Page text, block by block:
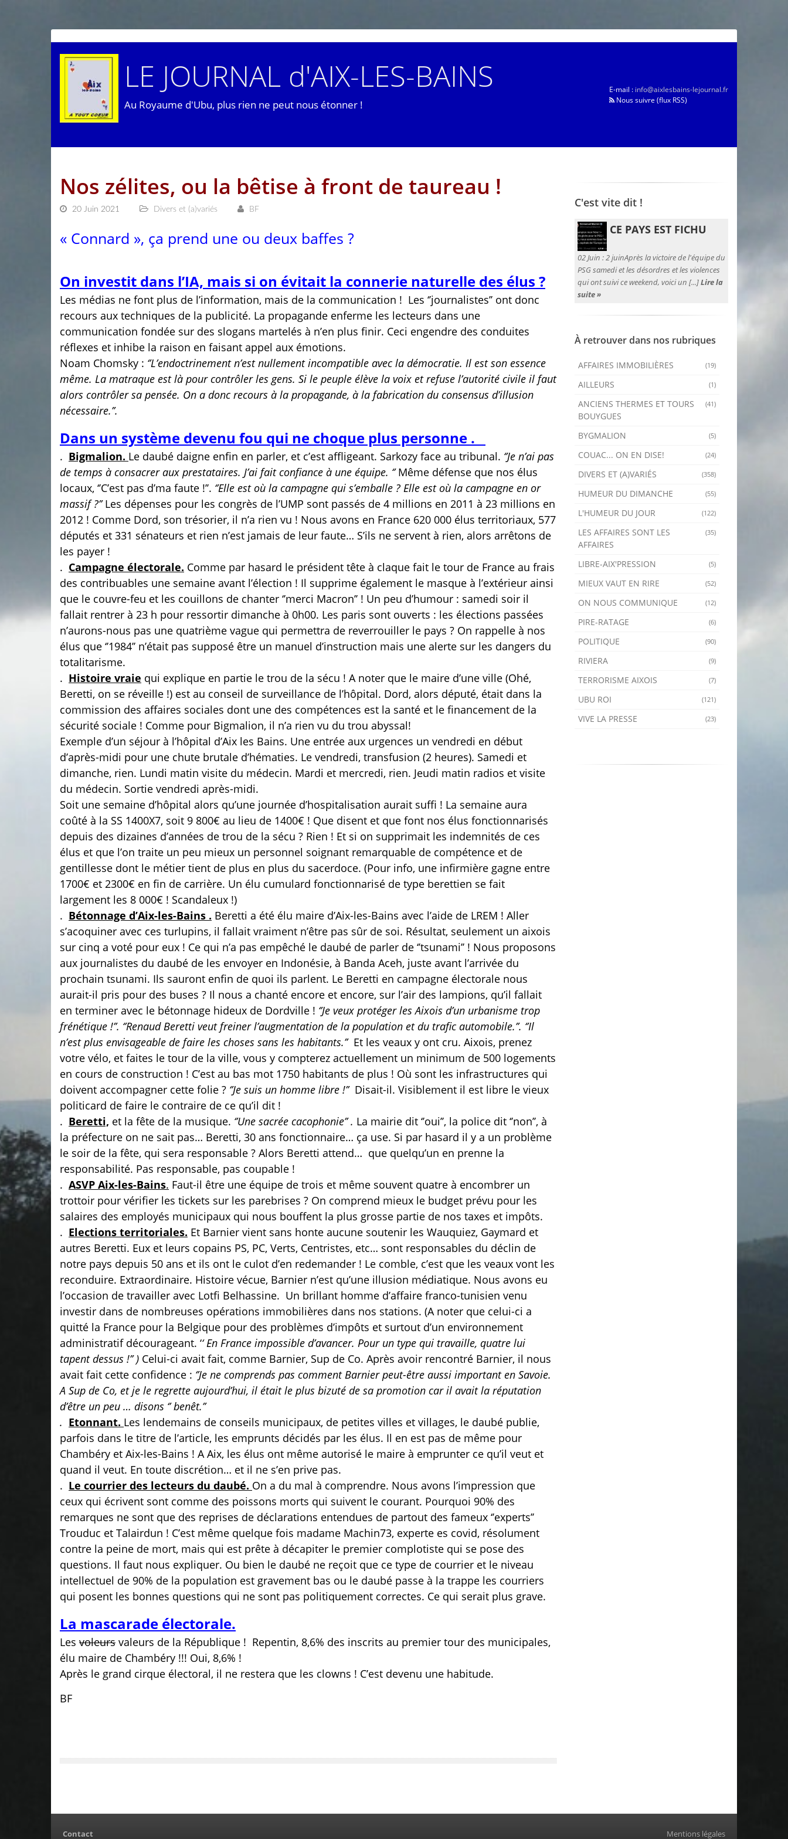
LE JOURNAL d'AIX-LES-BAINS
Au Royaume d'Ubu, plus rien ne peut nous étonner !
E-mail : info@aixlesbains-lejournal.fr
Nous suivre (flux RSS)
Nos zélites, ou la bêtise à front de taureau !
20 Juin 2021 Divers et (a)variés BF
« Connard », ça prend une ou deux baffes ?
On investit dans l’IA, mais si on évitait la connerie naturelle des élus ?
Les médias ne font plus de l’information, mais de la communication ! Les ‘’journalistes’’ ont donc
recours aux techniques de la publicité. La propagande enferme les lecteurs dans une
communication fondée sur des slogans martelés à n’en plus finir. Ceci engendre des conduites
réflexes et inhibe la raison en faisant appel aux émotions.
Noam Chomsky : ‘’L’endoctrinement n’est nullement incompatible avec la démocratie. Il est son essence
même. La matraque est là pour contrôler les gens. Si le peuple élève la voix et refuse l’autorité civile il faut
alors contrôler sa pensée. On a donc recours à la propagande, à la fabrication du consensus d’illusion
nécessaire.’’.
Dans un système devenu fou qui ne choque plus personne .
. Bigmalion. Le daubé daigne enfin en parler, et c’est affligeant. Sarkozy face au tribunal. ‘’Je n’ai pas
de temps à consacrer aux prestataires. J’ai fait confiance à une équipe. ‘’Même défense que nos élus
locaux, ‘’C’est pas d’ma faute !’’. ‘’Elle est où la campagne qui s’emballe ? Elle est où la campagne en or
massif ?’’Les dépenses pour les congrès de l’UMP sont passés de 4 millions en 2011 à 23 millions en
2012 ! Comme Dord, son trésorier, il n’a rien vu ! Nous avons en France 620 000 élus territoriaux, 577
députés et 331 sénateurs et rien n’est jamais de leur faute… S’ils ne servent à rien, alors arrêtons de
les payer !
. Campagne électorale. Comme par hasard le président tête à claque fait le tour de France au frais
des contribuables une semaine avant l’élection ! Il supprime également le masque à l’extérieur ainsi
que le couvre-feu et les couillons de chanter ‘’merci Macron’’ ! Un peu d’humour : samedi soir il
fallait rentrer à 23 h pour ressortir dimanche à 0h00. Les paris sont ouverts : les élections passées
n’aurons-nous pas une quatrième vague qui permettra de reverrouiller le pays ? On rappelle à nos
élus que ‘’1984’’ n’était pas supposé être un manuel d’instruction mais une alerte sur les dangers du
totalitarisme.
. Histoire vraie qui explique en partie le trou de la sécu ! A noter que le maire d’une ville (Ohé,
Beretti, on se réveille !) est au conseil de surveillance de l’hôpital. Dord, alors député, était dans la
commission des affaires sociales dont une des compétences est la santé et le financement de la
sécurité sociale ! Comme pour Bigmalion, il n’a rien vu du trou abyssal!
Exemple d’un séjour à l’hôpital d’Aix les Bains. Une entrée aux urgences un vendredi en début
d’après-midi pour une chute brutale d’hématies. Le vendredi, transfusion (2 heures). Samedi et
dimanche, rien. Lundi matin visite du médecin. Mardi et mercredi, rien. Jeudi matin radios et visite
du médecin. Sortie vendredi après-midi.
Soit une semaine d’hôpital alors qu’une journée d’hospitalisation aurait suffi ! La semaine aura
coûté à la SS 1400X7, soit 9 800€ au lieu de 1400€ ! Que disent et que font nos élus fonctionnarisés
depuis des dizaines d’années de trou de la sécu ? Rien ! Et si on supprimait les indemnités de ces
élus et que l’on traite un peu mieux un personnel soignant remarquable de compétence et de
gentillesse dont le métier tient de plus en plus du sacerdoce. (Pour info, une infirmière gagne entre
1700€ et 2300€ en fin de carrière. Un élu cumulard fonctionnarisé de type berettien se fait
largement les 8 000€ ! Scandaleux !)
. Bétonnage d’Aix-les-Bains . Beretti a été élu maire d’Aix-les-Bains avec l’aide de LREM ! Aller
s’acoquiner avec ces turlupins, il fallait vraiment n’être pas sûr de soi. Résultat, seulement un aixois
sur cinq a voté pour eux ! Ce qui n’a pas empêché le daubé de parler de ‘’tsunami’’ ! Nous proposons
aux journalistes du daubé de les envoyer en Indonésie, à Banda Aceh, juste avant l’arrivée du
prochain tsunami. Ils sauront enfin de quoi ils parlent. Le Beretti en campagne électorale nous
aurait-il pris pour des buses ? Il nous a chanté encore et encore, sur l’air des lampions, qu’il fallait
en terminer avec le bétonnage hideux de Dordville ! ‘’Je veux protéger les Aixois d’un urbanisme trop
frénétique !’’. ‘’Renaud Beretti veut freiner l’augmentation de la population et du trafic automobile.’’. ‘’Il
n’est plus envisageable de faire les choses sans les habitants.’’ Et les veaux y ont cru. Aixois, prenez
votre vélo, et faites le tour de la ville, vous y compterez actuellement un minimum de 500 logements
en cours de construction ! C’est au bas mot 1750 habitants de plus ! Où sont les infrastructures qui
doivent accompagner cette folie ? ‘’Je suis un homme libre !’’ Disait-il. Visiblement il est libre le vieux
politicard de faire le contraire de ce qu’il dit !
. Beretti, et la fête de la musique. ‘’Une sacrée cacophonie’’ . La mairie dit ‘’oui’’, la police dit ‘’non’’, à
la préfecture on ne sait pas… Beretti, 30 ans fonctionnaire… ça use. Si par hasard il y a un problème
le soir de la fête, qui sera responsable ? Alors Beretti attend… que quelqu’un en prenne la
responsabilité. Pas responsable, pas coupable !
. ASVP Aix-les-Bains. Faut-il être une équipe de trois et même souvent quatre à encombrer un
trottoir pour vérifier les tickets sur les parebrises ? On comprend mieux le budget prévu pour les
salaires des employés municipaux qui nous bouffent la plus grosse partie de nos taxes et impôts.
. Elections territoriales. Et Barnier vient sans honte aucune soutenir les Wauquiez, Gaymard et
autres Beretti. Eux et leurs copains PS, PC, Verts, Centristes, etc… sont responsables du déclin de
notre pays depuis 50 ans et ils ont le culot d’en redemander ! Le comble, c’est que les veaux vont les
reconduire. Extraordinaire. Histoire vécue, Barnier n’est qu’une illusion médiatique. Nous avons eu
l’occasion de travailler avec Lotfi Belhassine. Un brillant homme d’affaire franco-tunisien venu
investir dans de nombreuses opérations immobilières dans nos stations. (A noter que celui-ci a
quitté la France pour la Belgique pour des problèmes d’impôts et surtout d’un environnement
administratif décourageant. ‘‘ En France impossible d’avancer. Pour un type qui travaille, quatre lui
tapent dessus !’’ ) Celui-ci avait fait, comme Barnier, Sup de Co. Après avoir rencontré Barnier, il nous
avait fait cette confidence : ‘’Je ne comprends pas comment Barnier peut-être aussi important en Savoie.
A Sup de Co, et je le regrette aujourd’hui, il était le plus bizuté de sa promotion car il avait la réputation
d’être un peu … disons ‘’ benêt.’’
. Etonnant. Les lendemains de conseils municipaux, de petites villes et villages, le daubé publie,
parfois dans le titre de l’article, les emprunts décidés par les élus. Il en est pas de même pour
Chambéry et Aix-les-Bains ! A Aix, les élus ont même autorisé le maire à emprunter ce qu’il veut et
quand il veut. En toute discrétion… et il ne s’en prive pas.
. Le courrier des lecteurs du daubé. On a du mal à comprendre. Nous avons l’impression que
ceux qui écrivent sont comme des poissons morts qui suivent le courant. Pourquoi 90% des
remarques ne sont que des reprises de déclarations entendues de partout des fameux ‘’experts’’
Trouduc et Talairdun ! C’est même quelque fois madame Machin73, experte es covid, résolument
contre la peine de mort, mais qui est prête à décapiter le premier complotiste qui se pose des
questions. Il faut nous expliquer. Ou bien le daubé ne reçoit que ce type de courrier et le niveau
intellectuel de 90% de la population est gravement bas ou le daubé passe à la trappe les courriers
qui posent les bonnes questions qui ne sont pas politiquement correctes. Ce qui serait plus grave.
La mascarade électorale.
Les voleurs valeurs de la République ! Repentin, 8,6% des inscrits au premier tour des municipales,
élu maire de Chambéry !!! Oui, 8,6% !
Après le grand cirque électoral, il ne restera que les clowns ! C’est devenu une habitude.
BF
C'est vite dit !
CE PAYS EST FICHU
02 Juin :2 juinAprès la victoire de l'équipe du
PSG samedi et les désordres et les violences
qui ont suivi ce weekend, voici un [...]Lire la
suite »
À retrouver dans nos rubriques
(19)
AFFAIRES IMMOBILIÈRES
(1)
AILLEURS
(41)
ANCIENS THERMES ET TOURS
BOUYGUES
(5)
BYGMALION
(24)
COUAC... ON EN DISE!
(358)
DIVERS ET (A)VARIÉS
(55)
HUMEUR DU DIMANCHE
(122)
L'HUMEUR DU JOUR
(35)
LES AFFAIRES SONT LES
AFFAIRES
(5)
LIBRE-AIX'PRESSION
(52)
MIEUX VAUT EN RIRE
(12)
ON NOUS COMMUNIQUE
(6)
PIRE-RATAGE
(90)
POLITIQUE
(9)
RIVIERA
(7)
TERRORISME AIXOIS
(121)
UBU ROI
(23)
VIVE LA PRESSE
Contact Mentions légales